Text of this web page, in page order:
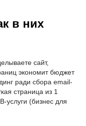
в них
сайт,
экономит бюджет
ради сбора email-
страница из 1
услуги (бизнес для